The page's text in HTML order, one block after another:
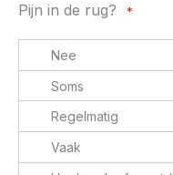
Pijn in de rug? *